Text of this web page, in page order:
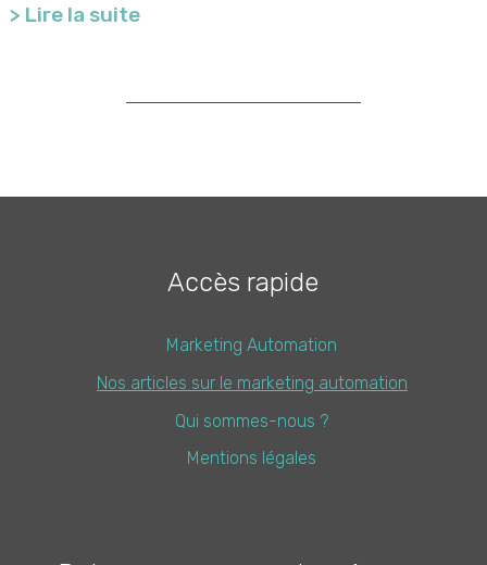
> Lire la suite
Accès rapide
Marketing Automation
Nos articles sur le marketing automation
Qui sommes-nous ?
Mentions légales